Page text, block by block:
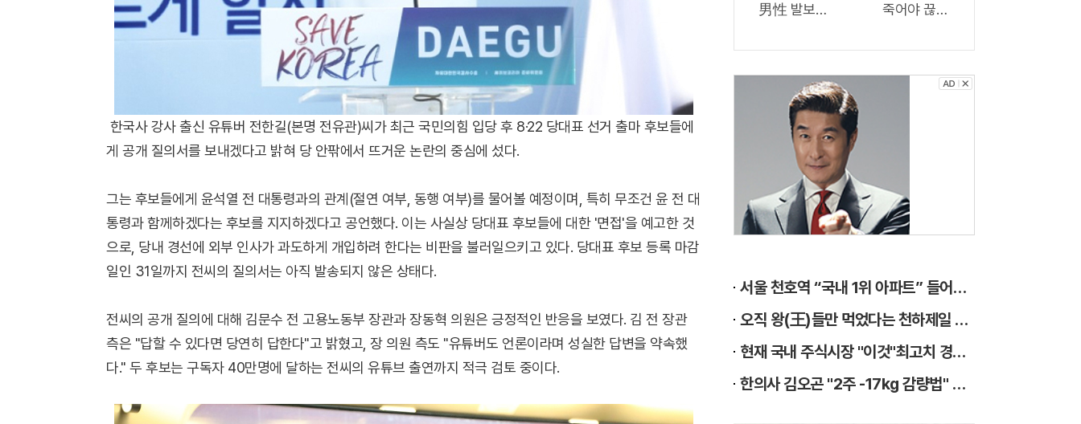
한국사 강사 출신 유튜버 전한길(본명 전유관)씨가 최근 국민의힘 입당 후 8·22 당대표 선거 출마 후보들에
게 공개 질의서를 보내겠다고 밝혀 당 안팎에서 뜨거운 논란의 중심에 섰다.
그는 후보들에게 윤석열 전 대통령과의 관계(절연 여부, 동행 여부)를 물어볼 예정이며, 특히 무조건 윤 전 대
통령과 함께하겠다는 후보를 지지하겠다고 공언했다. 이는 사실상 당대표 후보들에 대한 '면접'을 예고한 것
으로, 당내 경선에 외부 인사가 과도하게 개입하려 한다는 비판을 불러일으키고 있다. 당대표 후보 등록 마감
일인 31일까지 전씨의 질의서는 아직 발송되지 않은 상태다.
전씨의 공개 질의에 대해 김문수 전 고용노동부 장관과 장동혁 의원은 긍정적인 반응을 보였다. 김 전 장관
측은 "답할 수 있다면 당연히 답한다"고 밝혔고, 장 의원 측도 "유튜버도 언론이라며 성실한 답변을 약속했
다." 두 후보는 구독자 40만명에 달하는 전씨의 유튜브 출연까지 적극 검토 중이다.
男性 발보다 더러운 '거기', 세균지수 확인해보니..충격!
죽어야 끊는 '담배'..7일만에 "금연
중
1
0
0
억
대
서울 천호역 “국내 1위 아파트” 들어선다..충격!
오직 왕(王)들만 먹었다는 천하제일 명약 "침향" 싹쓰리 완판!! 왜 난리났나 봤더니..경악!
현재 국내 주식시장 "이것"최고치 경신...당장 매수해라!!
한의사 김오곤 "2주 -17kg 감량법" 화제!